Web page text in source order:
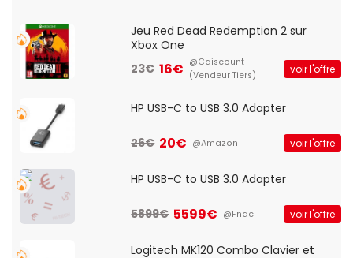
Jeu Red Dead Redemption 2 sur
Xbox One
23€ 16€ @Cdiscount
(Vendeur Tiers)
voir l'offre
HP USB-C to USB 3.0 Adapter
26€ 20€ @Amazon voir l'offre
HP USB-C to USB 3.0 Adapter
5899€ 5599€ @Fnac voir l'offre
Logitech MK120 Combo Clavier et